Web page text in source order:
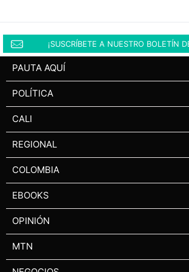
¡SUSCRÍBETE A NUESTRO BOLETÍN
PAUTA AQUÍ
POLÍTICA
CALI
REGIONAL
COLOMBIA
EBOOKS
OPINIÓN
MTN